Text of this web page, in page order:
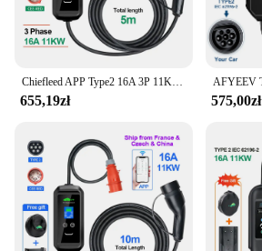
655,19zł 575,00zł